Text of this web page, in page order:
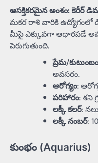
ఆసక్తికరమైన అంశం: కెరీర్
మకర రాశి వారికి ఉద్యోగంలో
మీపై ఎక్కువగా ఆధారపడే
పెరుగుతుంది.
ప్రేమ/కుటుంబం
అవసరం.
ఆరోగ్యం:
పరిహారం: శని
లక్కీ కలర్:
లక్కీ నంబర్: 10
కుంభం (Aquarius)